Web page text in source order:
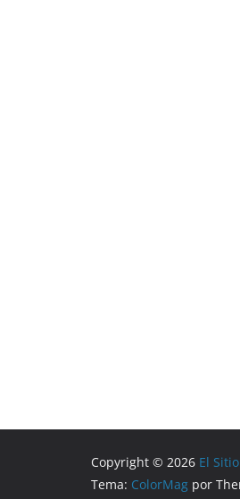
Copyright © 2026 El
Tema: ColorMag por